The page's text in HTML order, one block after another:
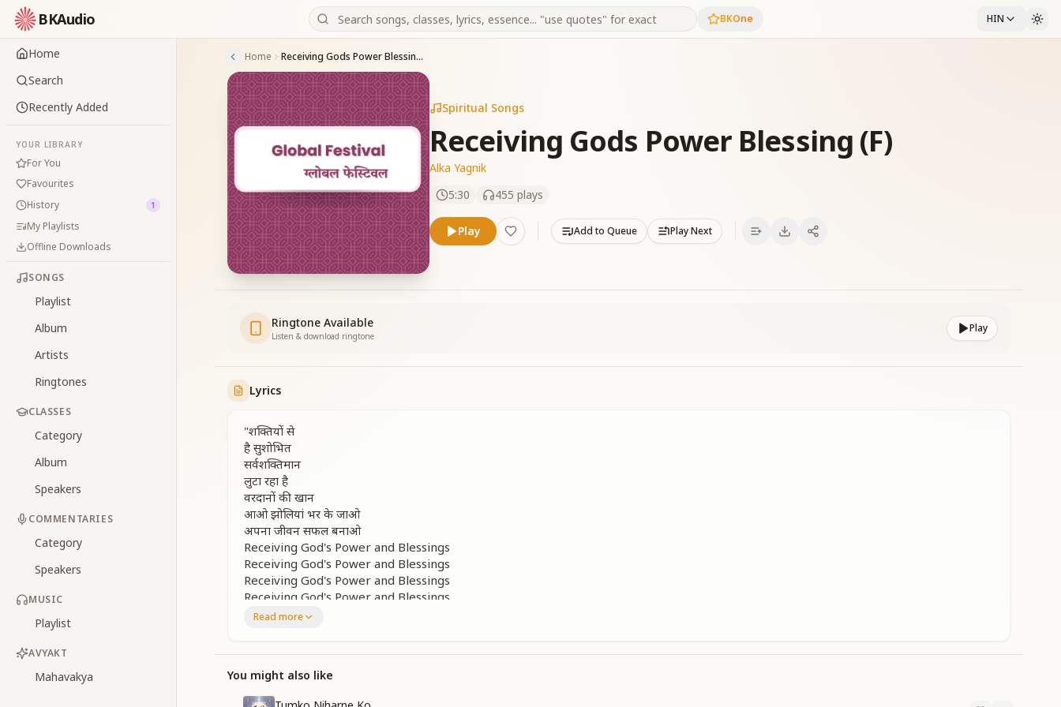
BKAudio BKOne HIN
Home
Search
Recently Added
YOUR LIBRARY
For You
Favourites
History
1
My Playlists
Offline Downloads
SONGS
Playlist
Album
Artists
Ringtones
CLASSES
Category
Album
Speakers
COMMENTARIES
Category
Speakers
MUSIC
Playlist
AVYAKT
Mahavakya
Home Receiving Gods Power Blessing (F)
Spiritual Songs
Receiving Gods Power Blessing (F)
Alka Yagnik
5:30
455 plays
Play Add to Queue Play Next
Ringtone Available
Listen & download ringtone
Play
Lyrics
"शक्तियों से
है सुशोभित
सर्वशक्तिमान
लुटा रहा है
वरदानों की खान
आओ झोलियां भर के जाओ
अपना जीवन सफल बनाओ
Receiving God's Power and Blessings
Receiving God's Power and Blessings
Receiving God's Power and Blessings
Receiving God's Power and Blessings
नाथ तृष्णा में
ना बाधा में
ना बंधन में
Read more
You might also like